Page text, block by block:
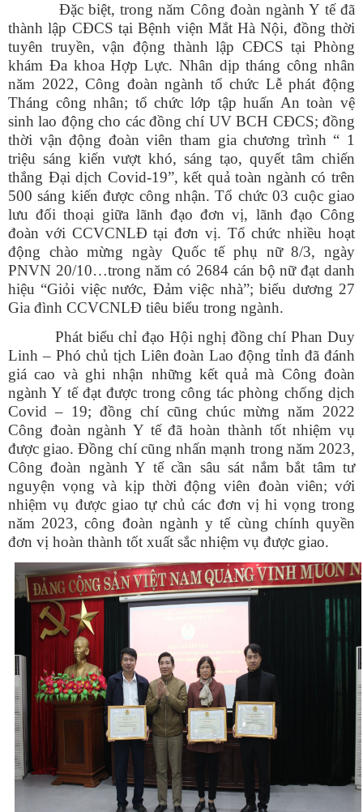
Đặc biệt, trong năm Công đoàn ngành Y tế đã
thành lập CĐCS tại Bệnh viện Mắt Hà Nội, đồng thời
tuyên truyền, vận động thành lập CĐCS tại Phòng
khám Đa khoa Hợp Lực. Nhân dịp tháng công nhân
năm 2022, Công đoàn ngành tổ chức Lễ phát động
Tháng công nhân; tổ chức lớp tập huấn An toàn vệ
sinh lao động cho các đồng chí UV BCH CĐCS; đồng
thời vận động đoàn viên tham gia chương trình “ 1
triệu sáng kiến vượt khó, sáng tạo, quyết tâm chiến
thắng Đại dịch Covid-19”, kết quả toàn ngành có trên
500 sáng kiến được công nhận. Tổ chức 03 cuộc giao
lưu đối thoại giữa lãnh đạo đơn vị, lãnh đạo Công
đoàn với CCVCNLĐ tại đơn vị. Tổ chức nhiều hoạt
động chào mừng ngày Quốc tế phụ nữ 8/3, ngày
PNVN 20/10…trong năm có 2684 cán bộ nữ đạt danh
hiệu “Giỏi việc nước, Đảm việc nhà”; biểu dương 27
Gia đình CCVCNLĐ tiêu biểu trong ngành.
Phát biểu chỉ đạo Hội nghị đồng chí Phan Duy
Linh – Phó chủ tịch Liên đoàn Lao động tỉnh đã đánh
giá cao và ghi nhận những kết quả mà Công đoàn
ngành Y tế đạt được trong công tác phòng chống dịch
Covid – 19; đồng chí cũng chúc mừng năm 2022
Công đoàn ngành Y tế đã hoàn thành tốt nhiệm vụ
được giao. Đồng chí cũng nhấn mạnh trong năm 2023,
Công đoàn ngành Y tế cần sâu sát nắm bắt tâm tư
nguyện vọng và kịp thời động viên đoàn viên; với
nhiệm vụ được giao tự chủ các đơn vị hi vọng trong
năm 2023, công đoàn ngành y tế cùng chính quyền
đơn vị hoàn thành tốt xuất sắc nhiệm vụ được giao.